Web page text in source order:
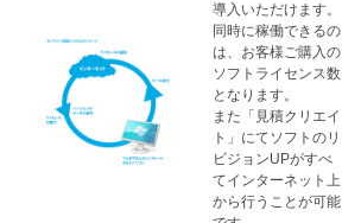
導入いただけます。
同時に稼働できるの
は、お客様ご購入の
ソフトライセンス数
となります。
また「見積クリエイ
ト」にてソフトのリ
ビジョンUPがすべ
てインターネット上
から行うことが可能